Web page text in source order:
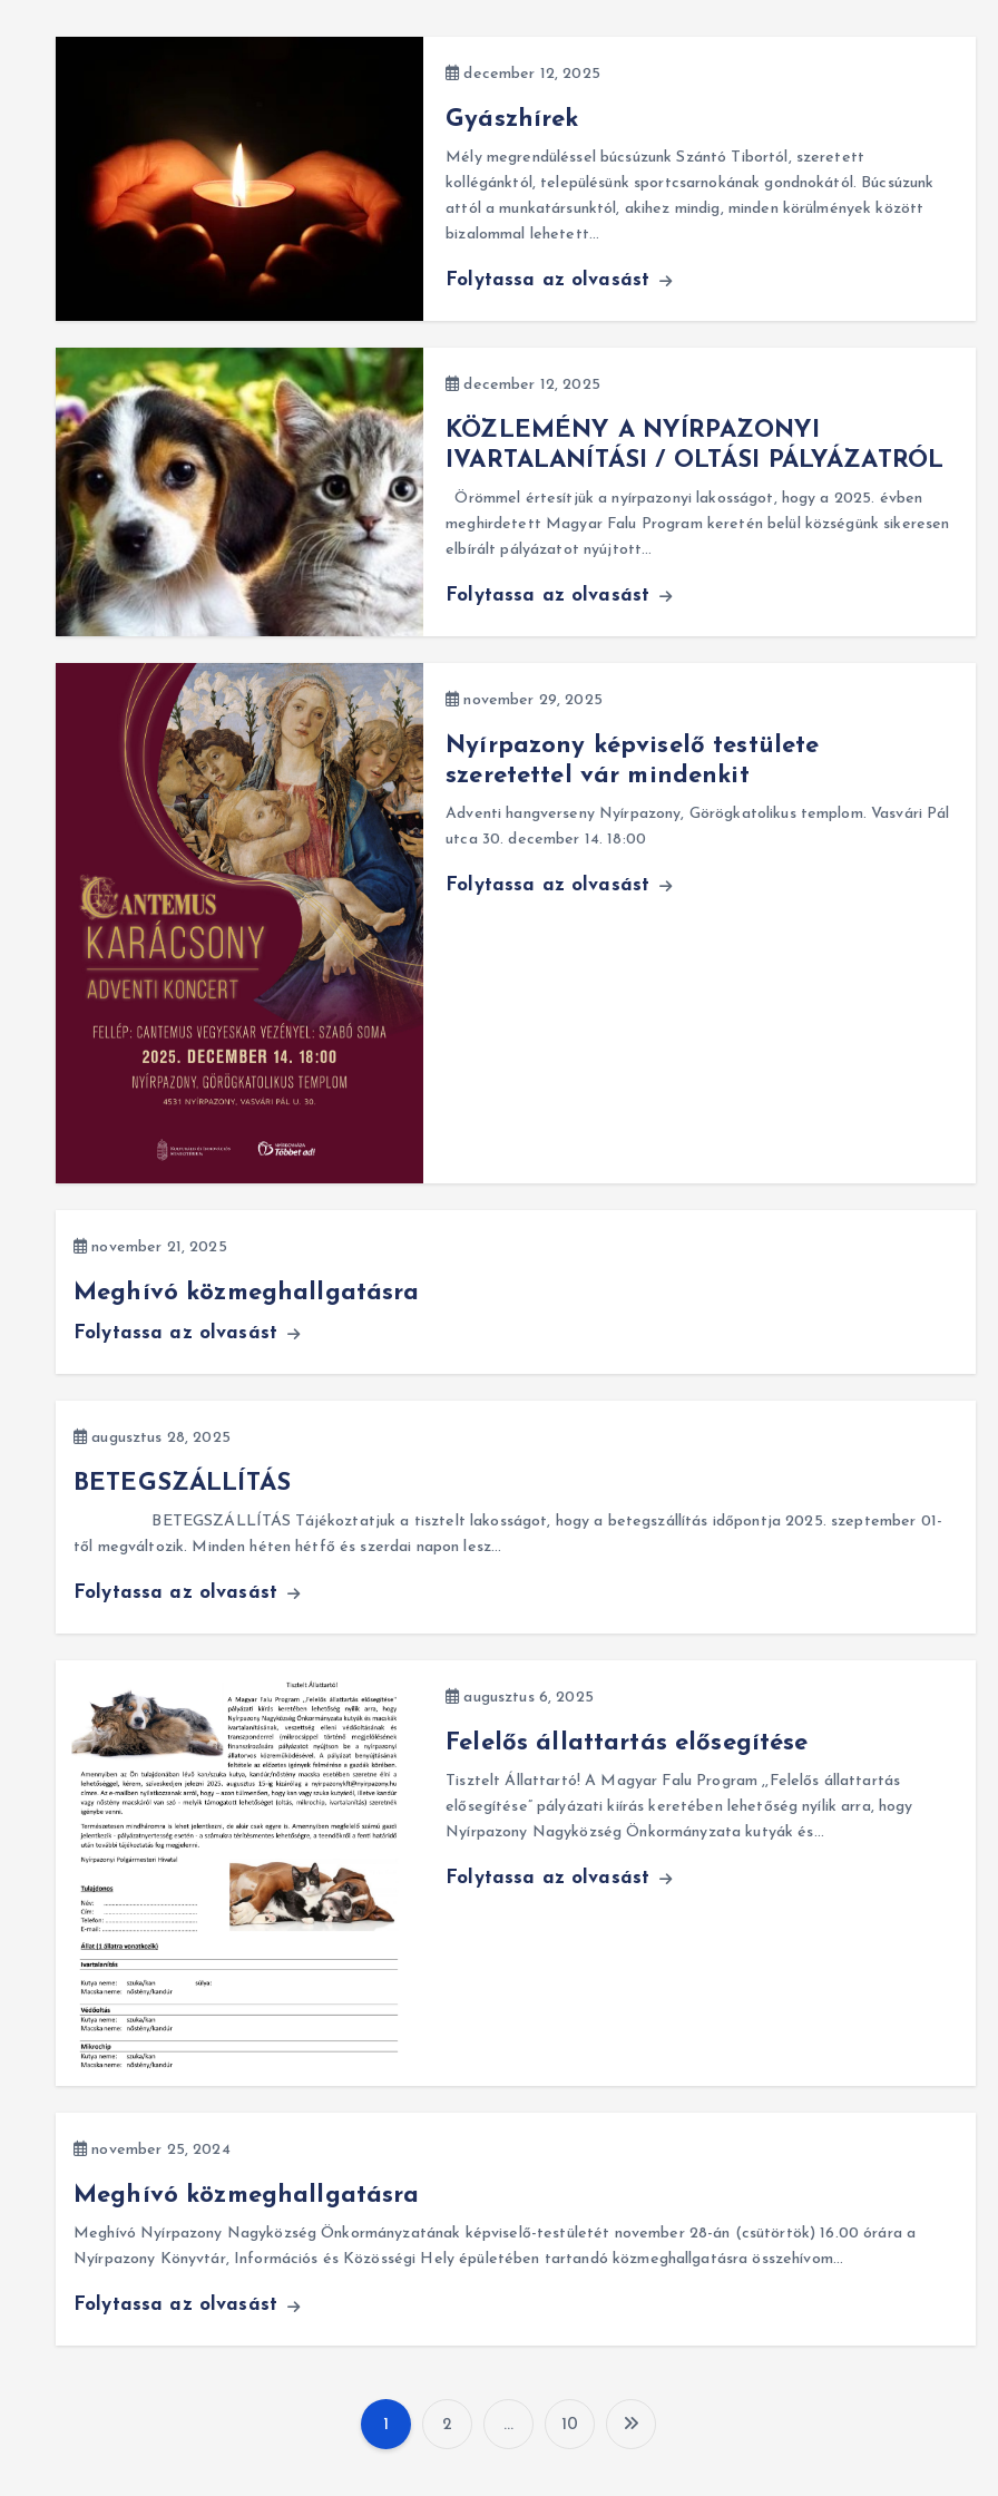
december 12, 2025
Gyászhírek
Mély megrendüléssel búcsúzunk Szántó Tibortól, szeretett
kollégánktól, településünk sportcsarnokának gondnokától. Búcsúzunk
attól a munkatársunktól, akihez mindig, minden körülmények között
bizalommal lehetett…
Folytassa az olvasást
december 12, 2025
KÖZLEMÉNY A NYÍRPAZONYI
IVARTALANÍTÁSI / OLTÁSI PÁLYÁZATRÓL
Örömmel értesítjük a nyírpazonyi lakosságot, hogy a 2025. évben
meghirdetett Magyar Falu Program keretén belül községünk sikeresen
elbírált pályázatot nyújtott…
Folytassa az olvasást
november 29, 2025
Nyírpazony képviselő testülete
szeretettel vár mindenkit
Adventi hangverseny Nyírpazony, Görögkatolikus templom. Vasvári Pál
utca 30. december 14. 18:00
Folytassa az olvasást
november 21, 2025
Meghívó közmeghallgatásra
Folytassa az olvasást
augusztus 28, 2025
BETEGSZÁLLÍTÁS
BETEGSZÁLLÍTÁS Tájékoztatjuk a tisztelt lakosságot, hogy a betegszállítás időpontja 2025. szeptember 01-
től megváltozik. Minden héten hétfő és szerdai napon lesz…
Folytassa az olvasást
augusztus 6, 2025
Felelős állattartás elősegítése
Tisztelt Állattartó! A Magyar Falu Program ,,Felelős állattartás
elősegítése” pályázati kiírás keretében lehetőség nyílik arra, hogy
Nyírpazony Nagyközség Önkormányzata kutyák és…
Folytassa az olvasást
november 25, 2024
Meghívó közmeghallgatásra
Meghívó Nyírpazony Nagyközség Önkormányzatának képviselő-testületét november 28-án (csütörtök) 16.00 órára a
Nyírpazony Könyvtár, Információs és Közösségi Hely épületében tartandó közmeghallgatásra összehívom…
Folytassa az olvasást
1 2 … 10